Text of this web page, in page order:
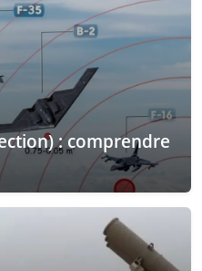
: comprendre